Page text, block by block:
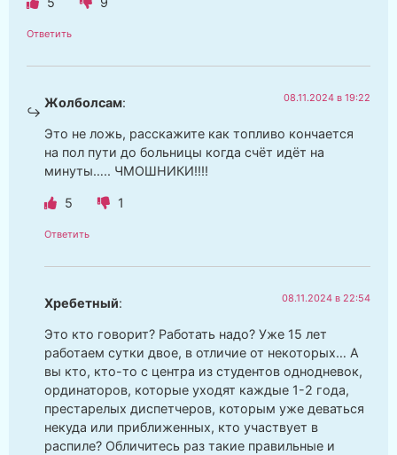
Ответить
Жолболсам: 08.11.2024 в 19:22
Это не ложь, расскажите как топливо кончается
на пол пути до больницы когда счёт идёт на
минуты….. ЧМОШНИКИ!!!!
5 1
Ответить
Хребетный: 08.11.2024 в 22:54
Это кто говорит? Работать надо? Уже 15 лет
работаем сутки двое, в отличие от некоторых… А
вы кто, кто-то с центра из студентов однодневок,
ординаторов, которые уходят каждые 1-2 года,
престарелых диспетчеров, которым уже деваться
некуда или приближенных, кто участвует в
распиле? Обличитесь раз такие правильные и